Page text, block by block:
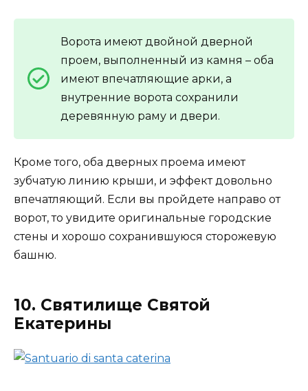
Ворота имеют двойной дверной
проем, выполненный из камня – оба
имеют впечатляющие арки, а
внутренние ворота сохранили
деревянную раму и двери.
Кроме того, оба дверных проема имеют
зубчатую линию крыши, и эффект довольно
впечатляющий. Если вы пройдете направо от
ворот, то увидите оригинальные городские
стены и хорошо сохранившуюся сторожевую
башню.
10. Святилище Святой
Екатерины